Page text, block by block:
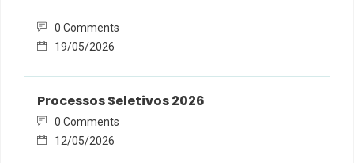
0 Comments
19/05/2026
Processos Seletivos 2026
0 Comments
12/05/2026